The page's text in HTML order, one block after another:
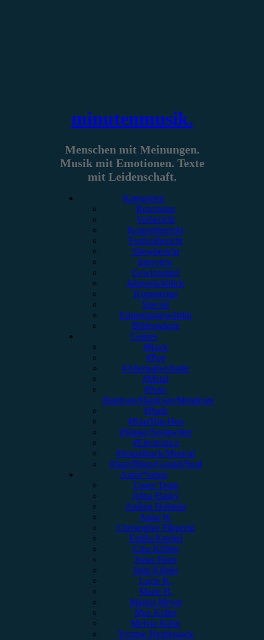
minutenmusik.
Menschen mit Meinungen.
Musik mit Emotionen. Texte
mit Leidenschaft.
Kategorien
Rezension
Vorbericht
Konzertbericht
Festivalbericht
Showbericht
Interview
Gewinnspiel
Jahresrückblick
Kommentar
Special
Erinnerungswürdig
Bildergalerie
Genres
#Rock
#Pop
#Alternative/Indie
#Metal
#Post-
Hardcore/Hardcore/Metalcore
#Punk
#Rap/Hip-Hop
#Singer/Songwriter
#Electronica
#Soundtrack/Musical
#Jazz/Blues/Gospel/Soul
Autor*innen
Unser Team
Alina Hasky
Andrea Holstein
Anna W.
Christopher Filipecki
Emilia Knebel
Gina Köhler
Jonas Horn
Julia Köhler
Lucie K.
Marie H.
Marius Meyer
Max Keller
Melvin Klein
Yvonne Hopfensack